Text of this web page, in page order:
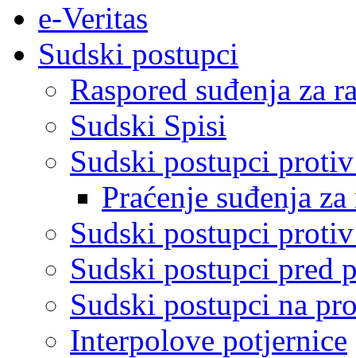
e-Veritas
Sudski postupci
Raspored suđenja za
Sudski Spisi
Sudski postupci
Praćenje suđenja
Sudski postupci
Sudski postupci pred
Sudski postupci na
Interpolove potjernice